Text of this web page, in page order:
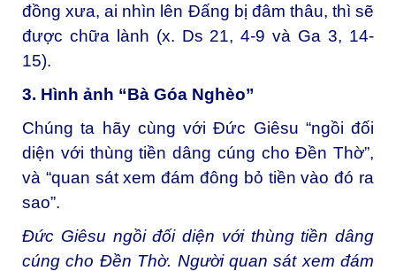
đồng xưa, ai nhìn lên Đấng bị đâm thâu, thì sẽ
được chữa lành (x. Ds 21, 4-9 và Ga 3, 14-
15).
3. Hình ảnh “Bà Góa Nghèo”
Chúng ta hãy cùng với Đức Giêsu “ngồi đối
diện với thùng tiền dâng cúng cho Đền Thờ”,
và “quan sát xem đám đông bỏ tiền vào đó ra
sao”.
Đức Giêsu ngồi đối diện với thùng tiền dâng
cúng cho Đền Thờ. Người quan sát xem đám